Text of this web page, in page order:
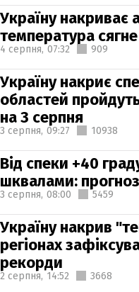
Україну накриває
температура
4 серпня, 07:32 909
Україну накриє
областей
на 3 серпня
3 серпня, 09:27 10938
Від спеки +40
шквалами:
3 серпня, 08:00 5459
Україну накрив
регіонах
рекорди
2 серпня, 14:52 3668